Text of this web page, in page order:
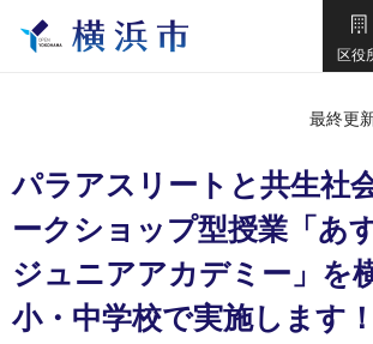
区役
最終更
パラアスリートと共生社
ークショップ型授業「あ
ジュニアアカデミー」を
小・中学校で実施します